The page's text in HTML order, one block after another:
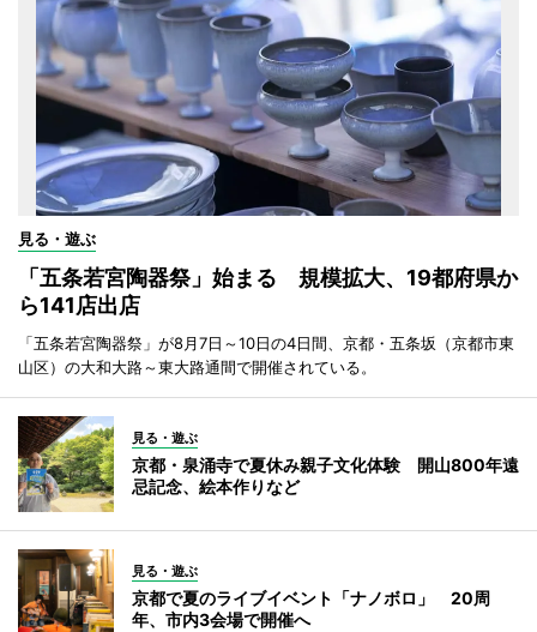
見る・遊ぶ
「五条若宮陶器祭」始まる 規模拡大、19都府県か
ら141店出店
「五条若宮陶器祭」が8月7日～10日の4日間、京都・五条坂（京都市東
山区）の大和大路～東大路通間で開催されている。
見る・遊ぶ
京都・泉涌寺で夏休み親子文化体験 開山800年遠
忌記念、絵本作りなど
見る・遊ぶ
京都で夏のライブイベント「ナノボロ」 20周
年、市内3会場で開催へ